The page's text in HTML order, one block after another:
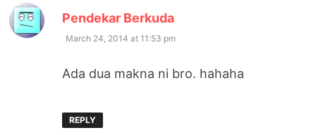
Pendekar Berkuda
March 24, 2014 at 11:53 pm
Ada dua makna ni bro. hahaha
REPLY